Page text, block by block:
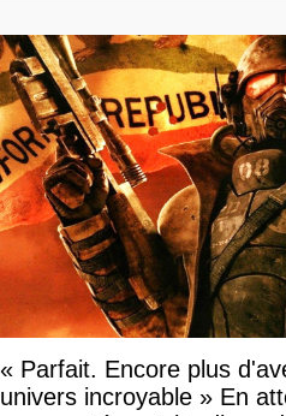
« Parfait. Encore plus
univers incroyable » En